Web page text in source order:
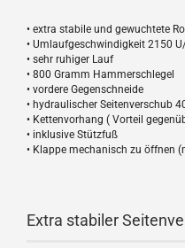
• extra stabile und gewuchtete
• Umlaufgeschwindigkeit 2150
• sehr ruhiger Lauf
• 800 Gramm Hammerschlegel
• vordere Gegenschneide
• hydraulischer Seitenverschub
• Kettenvorhang ( Vorteil
• inklusive Stützfuß
• Klappe mechanisch zu öffnen
Extra stabiler